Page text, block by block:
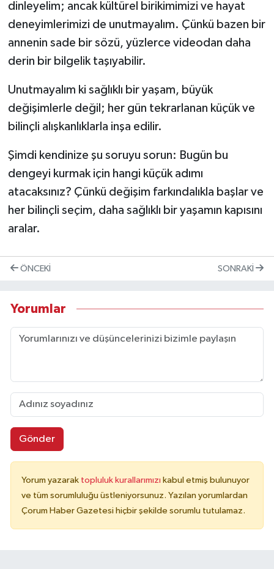
dinleyelim; ancak kültürel birikimimizi ve hayat
deneyimlerimizi de unutmayalım. Çünkü bazen bir
annenin sade bir sözü, yüzlerce videodan daha
derin bir bilgelik taşıyabilir.
Unutmayalım ki sağlıklı bir yaşam, büyük
değişimlerle değil; her gün tekrarlanan küçük ve
bilinçli alışkanlıklarla inşa edilir.
Şimdi kendinize şu soruyu sorun: Bugün bu
dengeyi kurmak için hangi küçük adımı
atacaksınız? Çünkü değişim farkındalıkla başlar ve
her bilinçli seçim, daha sağlıklı bir yaşamın kapısını
aralar.
ÖNCEKI SONRAKI
Yorumlar
Gönder
Yorum yazarak topluluk kurallarımızı kabul etmiş bulunuyor
ve tüm sorumluluğu üstleniyorsunuz. Yazılan yorumlardan
Çorum Haber Gazetesi hiçbir şekilde sorumlu tutulamaz.